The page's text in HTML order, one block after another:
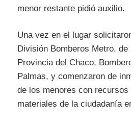
menor restante pidió auxilio.
Una vez en el lugar
División Bomberos Metro.
Provincia del Chaco,
Palmas, y comenzaron de
de los menores con recursos
materiales de la ciudadanía